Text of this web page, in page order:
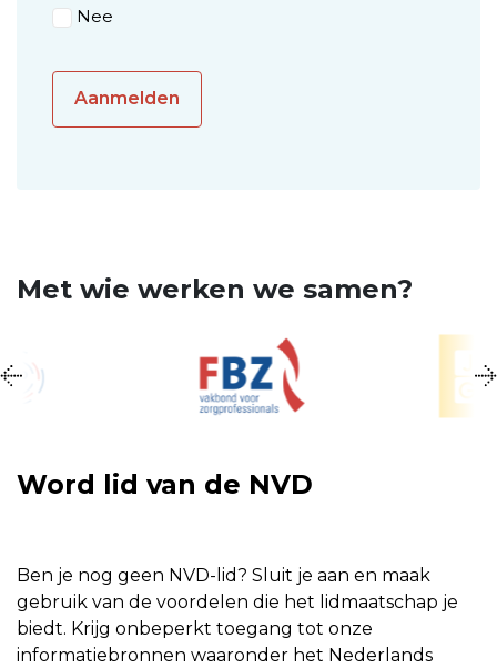
Nee
Met wie werken we samen?
Word lid van de NVD
Ben je nog geen NVD-lid? Sluit je aan en maak
gebruik van de voordelen die het lidmaatschap je
biedt. Krijg onbeperkt toegang tot onze
informatiebronnen waaronder het Nederlands